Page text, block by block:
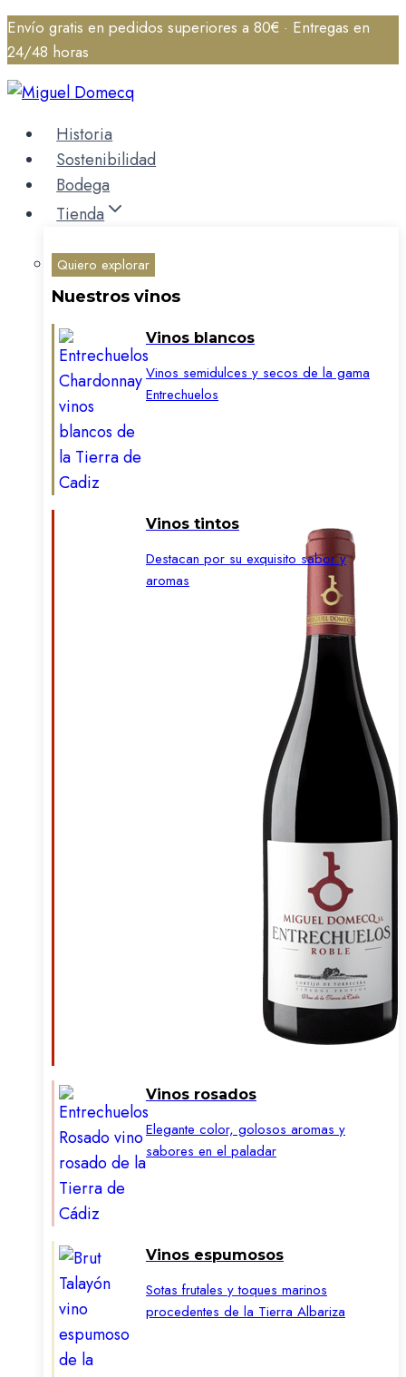
Saltar
al
contenido
Envío gratis en pedidos superiores a 80€ · Entregas en
24/48 horas
Historia
Sostenibilidad
Bodega
Tienda
Quiero explorar
Nuestros vinos
Vinos blancos
Vinos semidulces y secos de la gama
Entrechuelos
Vinos tintos
Destacan por su exquisito sabor y
aromas
Vinos rosados
Elegante color, golosos aromas y
sabores en el paladar
Vinos espumosos
Sotas frutales y toques marinos
procedentes de la Tierra Albariza